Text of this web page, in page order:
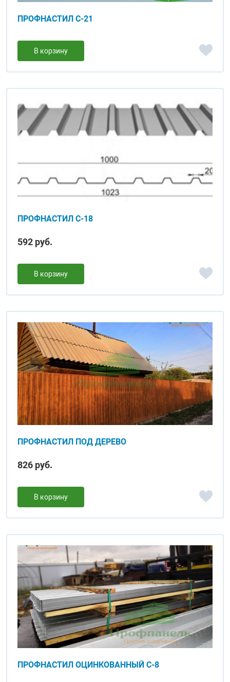
ПРОФНАСТИЛ С-21
В корзину
ПРОФНАСТИЛ С-18
592 руб.
В корзину
ПРОФНАСТИЛ ПОД ДЕРЕВО
826 руб.
В корзину
ПРОФНАСТИЛ ОЦИНКОВАННЫЙ С-8